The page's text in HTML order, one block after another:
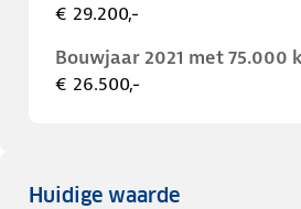
€ 29.200,-
Bouwjaar 2021 met 75.000
€ 26.500,-
Huidige waarde